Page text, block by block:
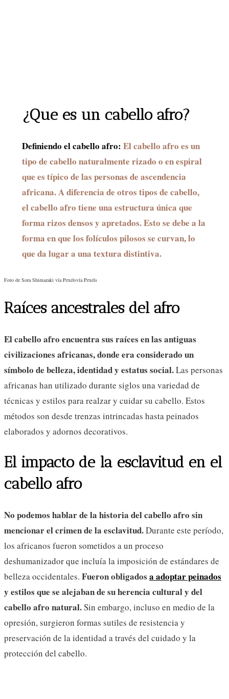
¿Que es un cabello afro?
Definiendo el cabello afro: El cabello afro es un
tipo de cabello naturalmente rizado o en espiral
que es típico de las personas de ascendencia
africana. A diferencia de otros tipos de cabello,
el cabello afro tiene una estructura única que
forma rizos densos y apretados. Esto se debe a la
forma en que los folículos pilosos se curvan, lo
que da lugar a una textura distintiva.
Foto de Sora Shimazaki vía Pexelsvía Pexels
Raíces ancestrales del afro
El cabello afro encuentra sus raíces en las antiguas
civilizaciones africanas, donde era considerado un
símbolo de belleza, identidad y estatus social.Las personas
africanas han utilizado durante siglos una variedad de
técnicas y estilos para realzar y cuidar su cabello. Estos
métodos son desde trenzas intrincadas hasta peinados
elaborados y adornos decorativos.
El impacto de la esclavitud en el
cabello afro
No podemos hablar de la historia del cabello afro sin
mencionar el crimen de la esclavitud.Durante este período,
los africanos fueron sometidos a un proceso
deshumanizador que incluía la imposición de estándares de
belleza occidentales. Fueron obligados a adoptar peinados
y estilos que se alejaban de su herencia cultural y del
cabello afro natural.Sin embargo, incluso en medio de la
opresión, surgieron formas sutiles de resistencia y
preservación de la identidad a través del cuidado y la
protección del cabello.